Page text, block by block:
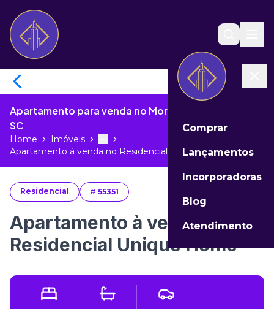
Comprar
Lançamentos
Incorporadoras
Blog
Atendimento
Apartamento para venda no Morretes de Itapema -
SC
Home Imóveis More
Toggle menu
Apartamento à venda no Residencial ...
Residencial # 55351
Apartamento à venda no
Residencial Unique Home